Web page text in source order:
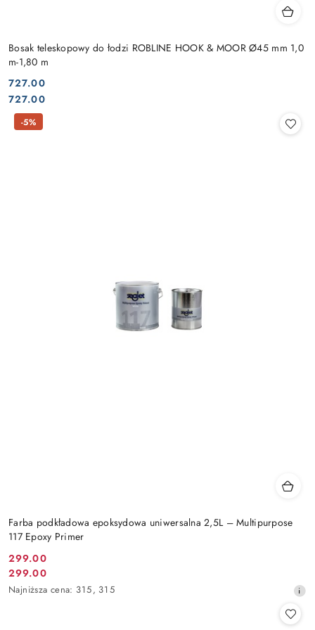
Bosak teleskopowy do łodzi ROBLINE HOOK & MOOR Ø45 mm 1,0
m-1,80 m
Cena:
727.00
Cena:
727.00
Farba podkładowa epoksydowa uniwersalna 2,5L – Multipurpose
117 Epoxy Primer
Cena
promocyjna:
299.00
Cena
promocyjna:
299.00
Najniższa
Najniższa cena: 315, 315
-5%